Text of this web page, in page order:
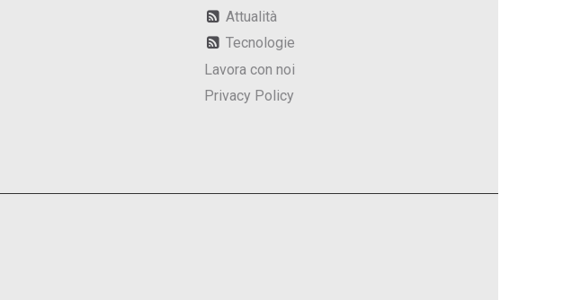
Attualità
Tecnologie
Lavora con noi
Privacy Policy